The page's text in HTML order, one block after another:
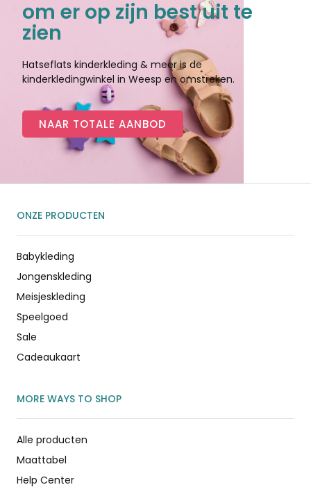
om er op zijn best uit te
zien
Hatseflats kinderkleding & meer is de
kinderkledingwinkel in Weesp en omstreken.
NAAR TOTALE AANBOD
ONZE PRODUCTEN
Babykleding
Jongenskleding
Meisjeskleding
Speelgoed
Sale
Cadeaukaart
MORE WAYS TO SHOP
Alle producten
Maattabel
Help Center